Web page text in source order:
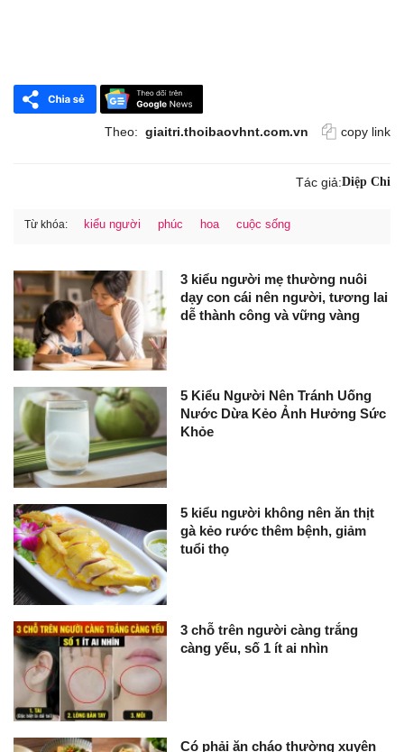
Theo: giaitri.thoibaovhnt.com.vn copy link
Tác giả:Diệp Chi
Từ khóa: kiểu người phúc hoa cuộc sống
3 kiểu người mẹ thường nuôi
dạy con cái nên người, tương lai
dễ thành công và vững vàng
5 Kiểu Người Nên Tránh Uống
Nước Dừa Kẻo Ảnh Hưởng Sức
Khỏe
5 kiểu người không nên ăn thịt
gà kẻo rước thêm bệnh, giảm
tuổi thọ
3 chỗ trên người càng trắng
càng yếu, số 1 ít ai nhìn
Có phải ăn cháo thường xuyên